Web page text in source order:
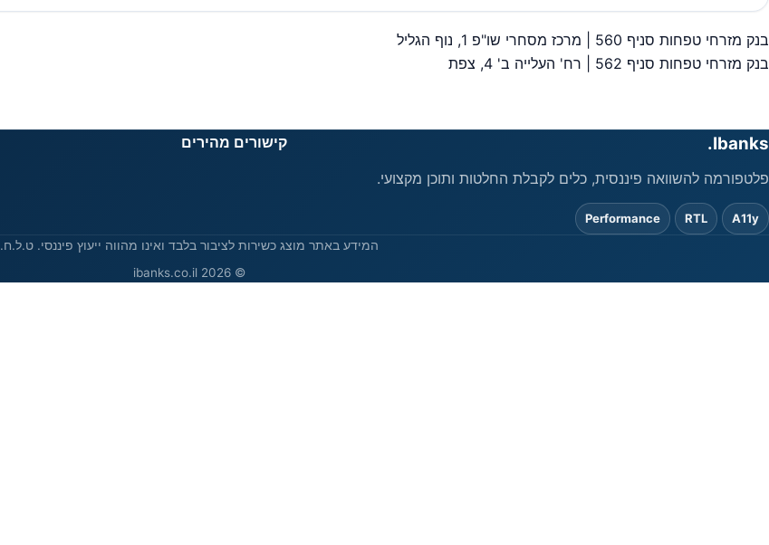
ניווט
בנק מזרחי טפחות סניף 560 | מרכז מסחרי שו"פ 1, נוף הגליל
בנק מזרחי טפחות סניף 562 | רח' העלייה ב' 4, צפת
Ibanks.
פלטפורמה להשוואה פיננסית, כלים לקבלת החלטות ותוכן מקצועי.
A11y
RTL
Performance
קישורים מהירים
המידע באתר מוצג כשירות לציבור בלבד ואינו מהווה ייעוץ פיננסי. ט.ל.ח.
© 2026 ibanks.co.il